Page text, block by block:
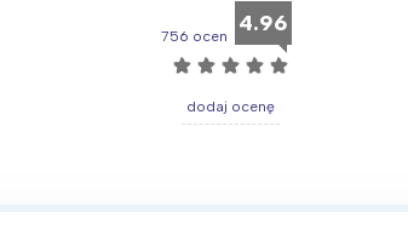
756 ocen 4.96
☆ ☆ ☆ ☆ ☆
dodaj ocenę